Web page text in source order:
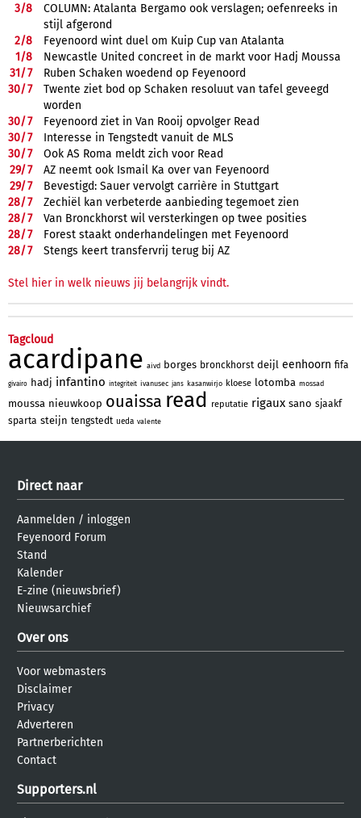
3/8
COLUMN: Atalanta Bergamo ook verslagen; oefenreeks in
stijl afgerond
2/8
Feyenoord wint duel om Kuip Cup van Atalanta
1/8
Newcastle United concreet in de markt voor Hadj Moussa
31/7
Ruben Schaken woedend op Feyenoord
30/7
Twente ziet bod op Schaken resoluut van tafel geveegd
worden
30/7
Feyenoord ziet in Van Rooij opvolger Read
30/7
Interesse in Tengstedt vanuit de MLS
30/7
Ook AS Roma meldt zich voor Read
29/7
AZ neemt ook Ismail Ka over van Feyenoord
29/7
Bevestigd: Sauer vervolgt carrière in Stuttgart
28/7
Zechiël kan verbeterde aanbieding tegemoet zien
28/7
Van Bronckhorst wil versterkingen op twee posities
28/7
Forest staakt onderhandelingen met Feyenoord
28/7 Stengs keert transfervrij terug bij AZ
Stel hier in welk nieuws jij belangrijk vindt.
Tagcloud
acardipane aivd borges bronckhorst deijl eenhoorn fifa
givairo hadj infantino integriteit ivanusec jans kasanwirjo kloese lotomba mossad
moussa nieuwkoop ouaissa read reputatie rigaux sano sjaakf
sparta steijn tengstedt ueda valente
Direct naar
Aanmelden / inloggen
Feyenoord Forum
Stand
Kalender
E-zine (nieuwsbrief)
Nieuwsarchief
Over ons
Voor webmasters
Disclaimer
Privacy
Adverteren
Partnerberichten
Contact
Supporters.nl